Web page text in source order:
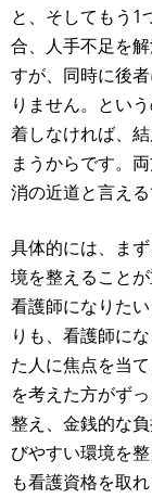
と、そしてもう1
合、人手不足を
すが、同時に後
りません。とい
着しなければ、
まうからです。
消の近道と言える
具体的には、ま
境を整えること
看護師になりた
りも、看護師に
た人に焦点を当
を考えた方がず
整え、金銭的な
びやすい環境を
も看護資格を取